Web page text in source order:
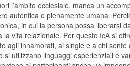
l’ambito ecclesiale, manca un
autentica e pienamente umana.
in cui la persona possa liberarsi
vita relazionale. Per questo IcA si
agli innamorati, ai single e a chi sente
utilizzano linguaggi esperienziali e